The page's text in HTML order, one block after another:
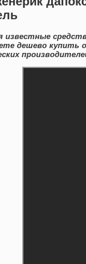
известные
дешево купить